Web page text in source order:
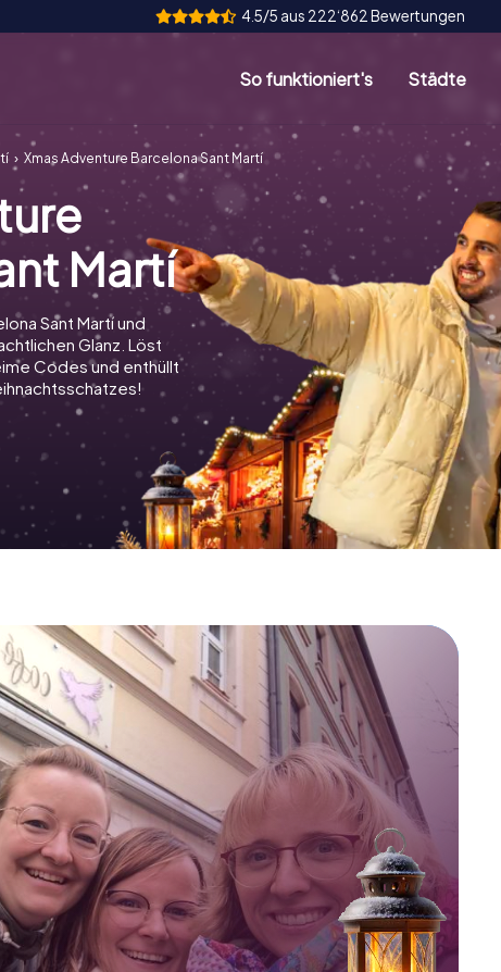
4.5/5 aus 222‘862 Bewertungen
So funktioniert's Städte
Xmas Adventure Barcelona Sant Martí
Martí
Sant Martí und
Glanz. Löst
Codes und enthüllt